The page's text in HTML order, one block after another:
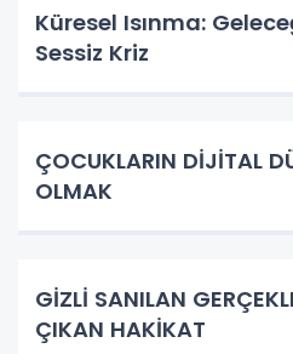
Küresel Isınma:
Sessiz Kriz
ÇOCUKLARIN DİJİTAL
OLMAK
GİZLİ SANILAN
ÇIKAN HAKİKAT